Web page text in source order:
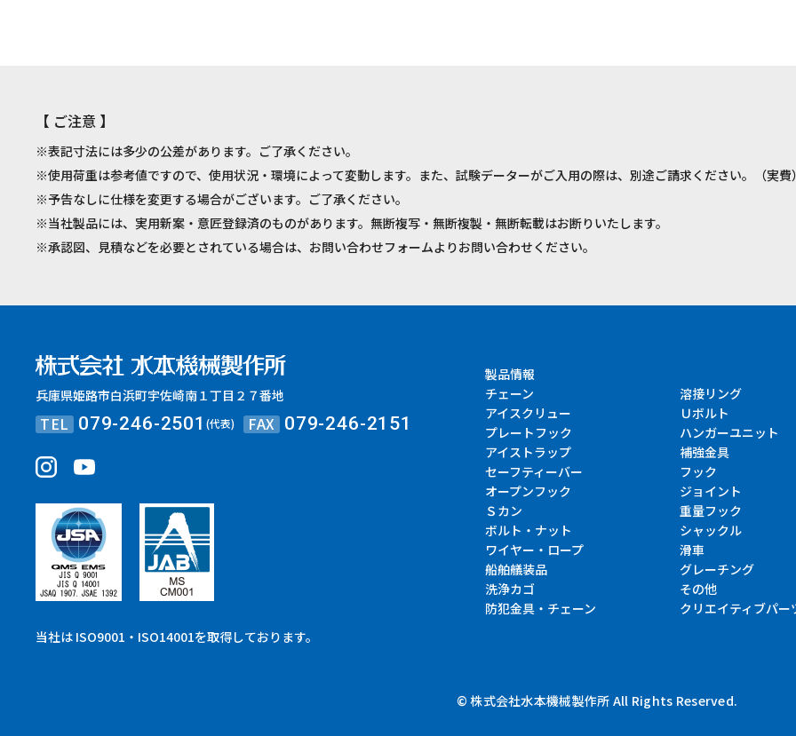
【 ご注意 】
※表記寸法には多少の公差があります。ご了承ください。
※使用荷重は参考値ですので、使用状況・環境によって変動します。また、試験データーがご入用の際は、別途ご請求ください。（実費
※予告なしに仕様を変更する場合がございます。ご了承ください。
※当社製品には、実用新案・意匠登録済のものがあります。無断複写・無断複製・無断転載はお断りいたします。
※承認図、見積などを必要とされている場合は、お問い合わせフォームよりお問い合わせください。
兵庫県姫路市白浜町宇佐崎南１丁目２７番地
TEL 079-246-2501(代表) FAX 079-246-2151
当社は ISO9001・ISO14001を取得しております。
製品情報
チェーン
溶接リング
アイスクリュー
Ｕボルト
プレートフック
ハンガーユニット
アイストラップ
補強金具
セーフティーバー
フック
オープンフック
ジョイント
Ｓカン
重量フック
ボルト・ナット
シャックル
ワイヤー・ロープ
滑車
船舶艤装品
グレーチング
洗浄カゴ
その他
防犯金具・チェーン
クリエイティブパー
© 株式会社水本機械製作所 All Rights Reserved.